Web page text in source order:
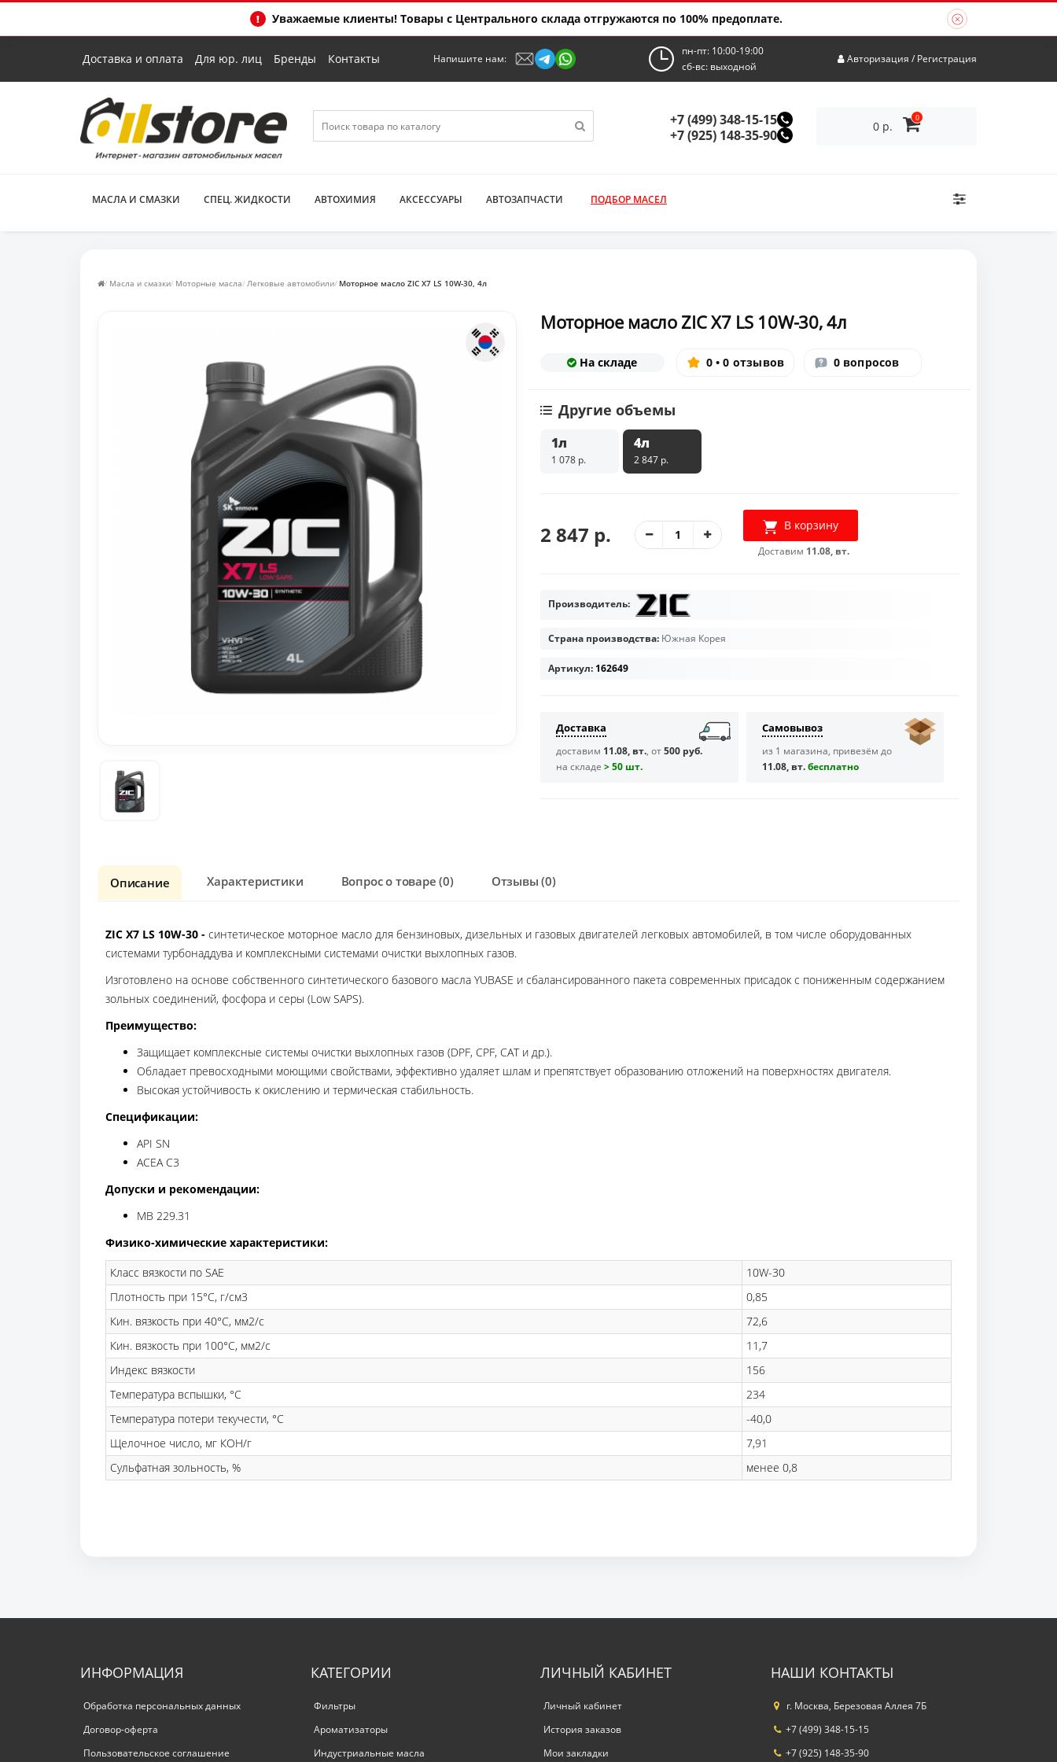
Уважаемые клиенты! Товары с Центрального склада отгружаются по 100% предоплате.
Доставка и оплата Для юр. лиц Бренды Контакты Напишите нам:
пн-пт: 10:00-19:00
сб-вс: выходной
Авторизация / Регистрация
+7 (499) 348-15-15
+7 (925) 148-35-90
0 р.
0
МАСЛА И СМАЗКИ СПЕЦ. ЖИДКОСТИ АВТОХИМИЯ АКСЕССУАРЫ АВТОЗАПЧАСТИ ПОДБОР МАСЕЛ
Масла и смазки Моторные масла Легковые автомобили Моторное масло ZIC X7 LS 10W-30, 4л
Моторное масло ZIC X7 LS 10W-30, 4л
На складе 0 • 0 отзывов 0 вопросов
Другие объемы
1л
1 078 р.
4л
2 847 р.
2 847 р. В корзину
Доставим 11.08, вт.
Производитель:
Страна производства: Южная Корея
Артикул: 162649
Доставка
доставим 11.08, вт., от500 руб.
на складе > 50 шт.
Самовывоз
из 1 магазина, привезём до
11.08, вт.бесплaтно
Описание Характеристики Вопрос о товаре (0) Отзывы (0)
ZIC X7 LS 10W-30 - синтетическое моторное масло для бензиновых, дизельных и газовых двигателей легковых автомобилей, в том числе оборудованных
системами турбонаддува и комплексными системами очистки выхлопных газов.
Изготовлено на основе собственного синтетического базового масла YUBASE и сбалансированного пакета современных присадок с пониженным содержанием
зольных соединений, фосфора и серы (Low SAPS).
Преимущество:
Защищает комплексные системы очистки выхлопных газов (DPF, CPF, CAT и др.).
Обладает превосходными моющими свойствами, эффективно удаляет шлам и препятствует образованию отложений на поверхностях двигателя.
Высокая устойчивость к окислению и термическая стабильность.
Спецификации:
API SN
ACEA C3
Допуски и рекомендации:
MB 229.31
Физико-химические характеристики:
Класс вязкости по SAE
10W-30
Плотность при 15°C, г/см3
0,85
Кин. вязкость при 40°С, мм2/с
72,6
Кин. вязкость при 100°С, мм2/с
11,7
Индекс вязкости
156
Температура вспышки, °С
234
Температура потери текучести, °С
-40,0
Щелочное число, мг КОН/г
7,91
Сульфатная зольность, %
менее 0,8
ИНФОРМАЦИЯ
Обработка персональных данных
Договор-оферта
Пользовательское соглашение
КАТЕГОРИИ
Фильтры
Ароматизаторы
Индустриальные масла
ЛИЧНЫЙ КАБИНЕТ
Личный кабинет
История заказов
Мои закладки
НАШИ КОНТАКТЫ
г. Москва, Березовая Аллея 7Б
+7 (499) 348-15-15
+7 (925) 148-35-90